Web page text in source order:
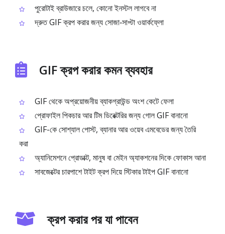
পুরোটাই ব্রাউজারে চলে, কোনো ইনস্টল লাগবে না
দ্রুত GIF ক্রপ করার জন্য সোজা‑সাপ্টা ওয়ার্কফ্লো
GIF ক্রপ করার কমন ব্যবহার
GIF থেকে অপ্রয়োজনীয় ব্যাকগ্রাউন্ড অংশ কেটে ফেলা
প্রোফাইল পিকচার আর টিম ডিরেক্টরির জন্য গোল GIF বানানো
GIF-কে সোশ্যাল পোস্ট, ব্যানার আর ওয়েব এমবেডের জন্য তৈরি
করা
অ্যানিমেশনে প্রোডাক্ট, মানুষ বা মেইন অ্যাকশনের দিকে ফোকাস আনা
সাবজেক্টের চারপাশে টাইট ক্রপ দিয়ে স্টিকার টাইপ GIF বানানো
ক্রপ করার পর যা পাবেন